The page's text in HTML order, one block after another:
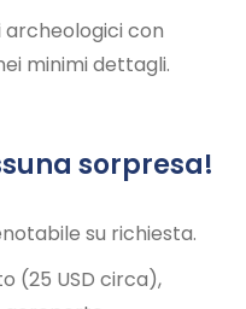
archeologici con
minimi dettagli.
sorpresa!
su richiesta.
(25 USD circa),